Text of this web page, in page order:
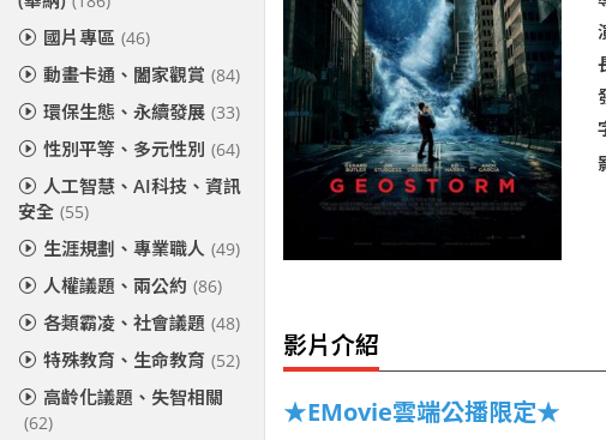
國片專區 (46)
動畫卡通、闔家觀賞 (84)
環保生態、永續發展 (33)
性別平等、多元性別 (64)
人工智慧、AI科技、資訊
安全 (55)
生涯規劃、專業職人 (49)
人權議題、兩公約 (86)
各類霸凌、社會議題 (48)
特殊教育、生命教育 (52)
高齡化議題、失智相關
(62)
影片介紹
★EMovie雲端公播限定★